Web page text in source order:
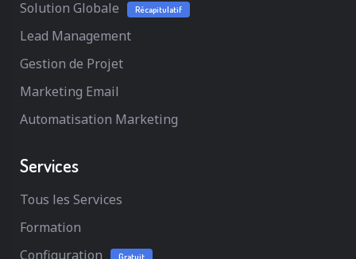
Solution Globale Récapitulatif
Lead Management
Gestion de Projet
Marketing Email
Automatisation Marketing
Services
Tous les Services
Formation
Configuration